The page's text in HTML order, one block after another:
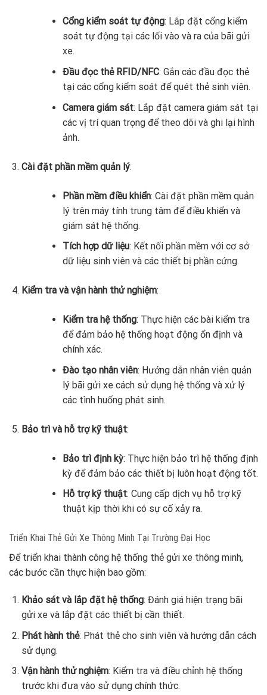
Cổng kiểm soát tự động: Lắp đặt cổng kiểm
soát tự động tại các lối vào và ra của bãi gửi
xe.
Đầu đọc thẻ RFID/NFC: Gắn các đầu đọc thẻ
tại các cổng kiểm soát để quét thẻ sinh viên.
Camera giám sát: Lắp đặt camera giám sát tại
các vị trí quan trọng để theo dõi và ghi lại hình
ảnh.
Cài đặt phần mềm quản lý:
Phần mềm điều khiển: Cài đặt phần mềm quản
lý trên máy tính trung tâm để điều khiển và
giám sát hệ thống.
Tích hợp dữ liệu: Kết nối phần mềm với cơ sở
dữ liệu sinh viên và các thiết bị phần cứng.
Kiểm tra và vận hành thử nghiệm:
Kiểm tra hệ thống: Thực hiện các bài kiểm tra
để đảm bảo hệ thống hoạt động ổn định và
chính xác.
Đào tạo nhân viên: Hướng dẫn nhân viên quản
lý bãi gửi xe cách sử dụng hệ thống và xử lý
các tình huống phát sinh.
Bảo trì và hỗ trợ kỹ thuật:
Bảo trì định kỳ: Thực hiện bảo trì hệ thống định
kỳ để đảm bảo các thiết bị luôn hoạt động tốt.
Hỗ trợ kỹ thuật: Cung cấp dịch vụ hỗ trợ kỹ
thuật kịp thời khi có sự cố xảy ra.
Triển Khai Thẻ Gửi Xe Thông Minh Tại Trường Đại Học
Để triển khai thành công hệ thống thẻ gửi xe thông minh,
các bước cần thực hiện bao gồm:
Khảo sát và lắp đặt hệ thống: Đánh giá hiện trạng bãi
gửi xe và lắp đặt các thiết bị cần thiết.
Phát hành thẻ: Phát thẻ cho sinh viên và hướng dẫn cách
sử dụng.
Vận hành thử nghiệm: Kiểm tra và điều chỉnh hệ thống
trước khi đưa vào sử dụng chính thức.